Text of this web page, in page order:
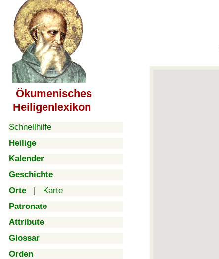
Ökumenisches
Heiligenlexikon
Schnellhilfe
Heilige
Kalender
Geschichte
Orte | Karte
Patronate
Attribute
Glossar
Orden